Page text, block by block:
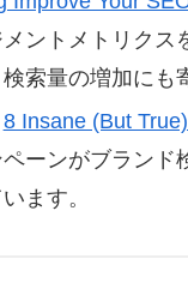
ントメトリク
索量の増加にも
8 Insane (But
ーンがブラン
ます。